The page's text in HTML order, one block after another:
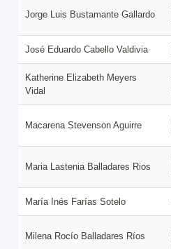
Jorge Luis Bustamante Gallardo
José Eduardo Cabello Valdivia
Katherine Elizabeth Meyers
Vidal
Macarena Stevenson Aguirre
Maria Lastenia Balladares Rios
María Inés Farías Sotelo
Milena Rocío Balladares Ríos